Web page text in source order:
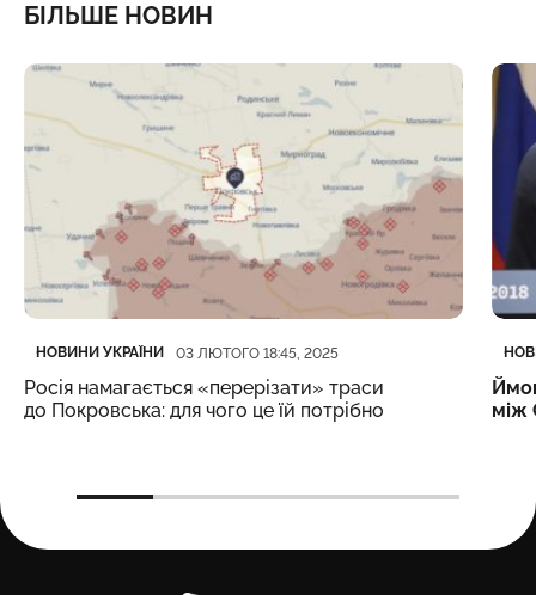
БІЛЬШЕ НОВИН
Категорія
НОВИНИ УКРАЇНИ
Дата публікації 03 ЛЮТОГО 18:45, 2025
Росія намагається «перерізати» траси
до Покровська: для чого це їй потрібно
між